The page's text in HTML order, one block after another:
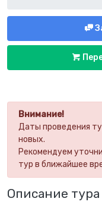
Внимание!
Даты проведения
новых.
Рекомендуем
тур в ближайшее
Описание тура